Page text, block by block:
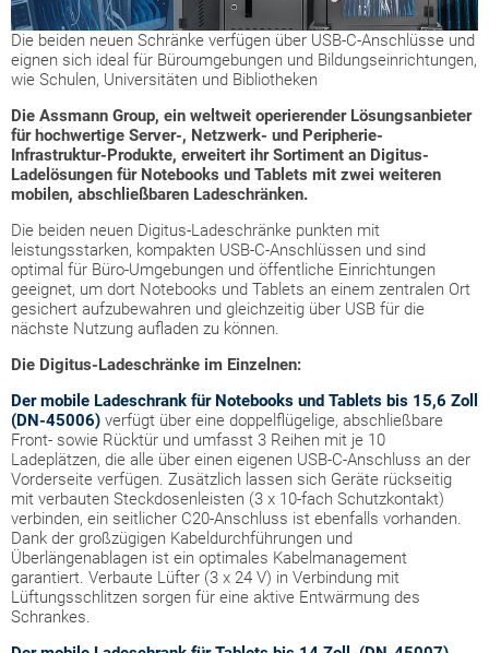
Die beiden neuen Schränke verfügen über USB-C-Anschlüsse und
eignen sich ideal für Büroumgebungen und Bildungseinrichtungen,
wie Schulen, Universitäten und Bibliotheken
Die Assmann Group, ein weltweit operierender Lösungsanbieter
für hochwertige Server-, Netzwerk- und Peripherie-
Infrastruktur-Produkte, erweitert ihr Sortiment an Digitus-
Ladelösungen für Notebooks und Tablets mit zwei weiteren
mobilen, abschließbaren Ladeschränken.
Die beiden neuen Digitus-Ladeschränke punkten mit
leistungsstarken, kompakten USB-C-Anschlüssen und sind
optimal für Büro-Umgebungen und öffentliche Einrichtungen
geeignet, um dort Notebooks und Tablets an einem zentralen Ort
gesichert aufzubewahren und gleichzeitig über USB für die
nächste Nutzung aufladen zu können.
Die Digitus-Ladeschränke im Einzelnen:
Der mobile Ladeschrank für Notebooks und Tablets bis 15,6 Zoll
(DN-45006) verfügt über eine doppelflügelige, abschließbare
Front- sowie Rücktür und umfasst 3 Reihen mit je 10
Ladeplätzen, die alle über einen eigenen USB-C-Anschluss an der
Vorderseite verfügen. Zusätzlich lassen sich Geräte rückseitig
mit verbauten Steckdosenleisten (3 x 10-fach Schutzkontakt)
verbinden, ein seitlicher C20-Anschluss ist ebenfalls vorhanden.
Dank der großzügigen Kabeldurchführungen und
Überlängenablagen ist ein optimales Kabelmanagement
garantiert. Verbaute Lüfter (3 x 24 V) in Verbindung mit
Lüftungsschlitzen sorgen für eine aktive Entwärmung des
Schrankes.